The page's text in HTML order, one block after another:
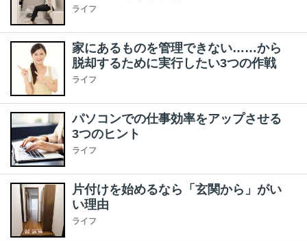
ライフ
家にあるものを管理できない……から
脱却するために実行したい3つの作戦
ライフ
パソコンでの仕事効率をアップさせる
3つのヒント
ライフ
片付けを始めるなら「玄関から」がい
い理由
ライフ